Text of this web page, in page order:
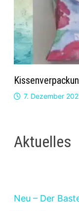
7. Dezember
Aktuelles
Neu – Der